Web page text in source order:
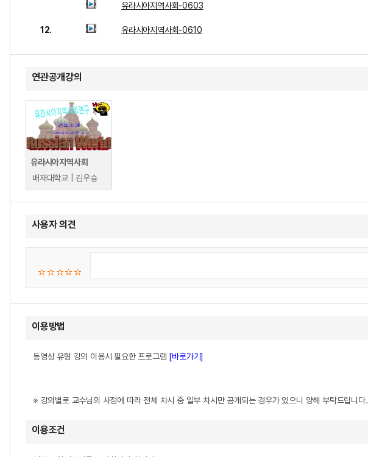
유라시아지역사회-0603
12. 유라시아지역사회-0610
연관공개강의
유라시아지역사회
배재대학교 | 김우승
사용자 의견
이용방법
동영상 유형 강의 이용시 필요한 프로그램 [바로가기]
※ 강의별로 교수님의 사정에 따라 전체 차시 중 일부 차시만 공개되는 경우가 있으니 양해 부탁드립니다.
이용조건